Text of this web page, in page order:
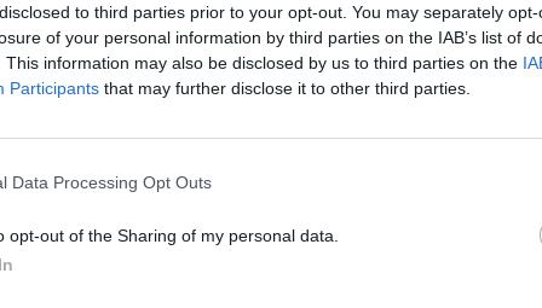
to third parties prior to your opt-out. You may separately
of your personal information by third parties on the IAB’s list of
This information may also be disclosed by us to third parties on the
Participants that may further disclose it to other third parties.
Data Processing Opt Outs
opt-out of the Sharing of my personal data.
complice l'avvio negativo di Wall Street.
alla débacle europea è stato anche il
utilities (energia, gas ed elettricità).
per eccellenza e che ieri ha
alimentati da rumors nelle sale,
in scia anche al raffreddamento del
alimentati inoltre dalle dichiarazioni
dell'Energia belga che ha aperto la porta
Rudy Giuliani a Come States?
americana